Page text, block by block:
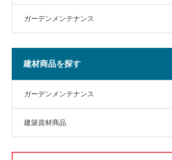
ガーデンメンテナンス
建材商品を探す
ガーデンメンテナンス
建築資材商品